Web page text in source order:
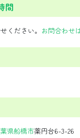
間
ください。 お問合わせ
県船橋市薬円台6-3-26